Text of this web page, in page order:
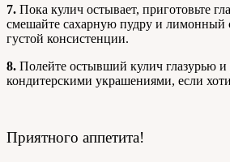
7. Пока кулич остывает, приготовьте
смешайте сахарную пудру и лимонный
густой консистенции.
8. Полейте остывший кулич глазурью и
кондитерскими украшениями, если
Приятного аппетита!